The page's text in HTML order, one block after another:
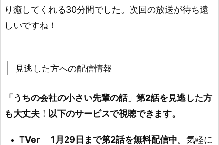
り癒してくれる30分間でした。次回の放送が待ち遠
しいですね！
見逃した方への配信情報
「うちの会社の小さい先輩の話」第2話を見逃した方
も大丈夫！以下のサービスで視聴できます。
TVer ： 1月29日まで第2話を無料配信中。気軽に